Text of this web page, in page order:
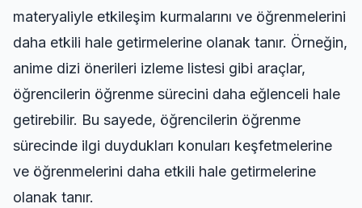
materyaliyle etkileşim kurmalarını ve öğrenmelerini
daha etkili hale getirmelerine olanak tanır. Örneğin,
anime dizi önerileri izleme listesi gibi araçlar,
öğrencilerin öğrenme sürecini daha eğlenceli hale
getirebilir. Bu sayede, öğrencilerin öğrenme
sürecinde ilgi duydukları konuları keşfetmelerine
ve öğrenmelerini daha etkili hale getirmelerine
olanak tanır.